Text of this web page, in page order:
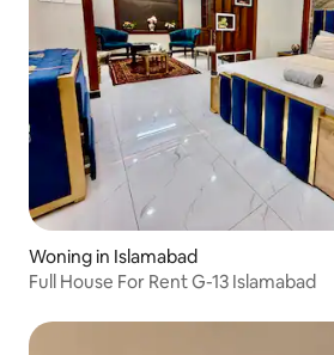
Woning in Islamabad
Full House For Rent G-13 Islamabad